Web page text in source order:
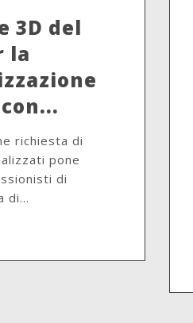
3D del
la
richiesta di
pone
di
di...